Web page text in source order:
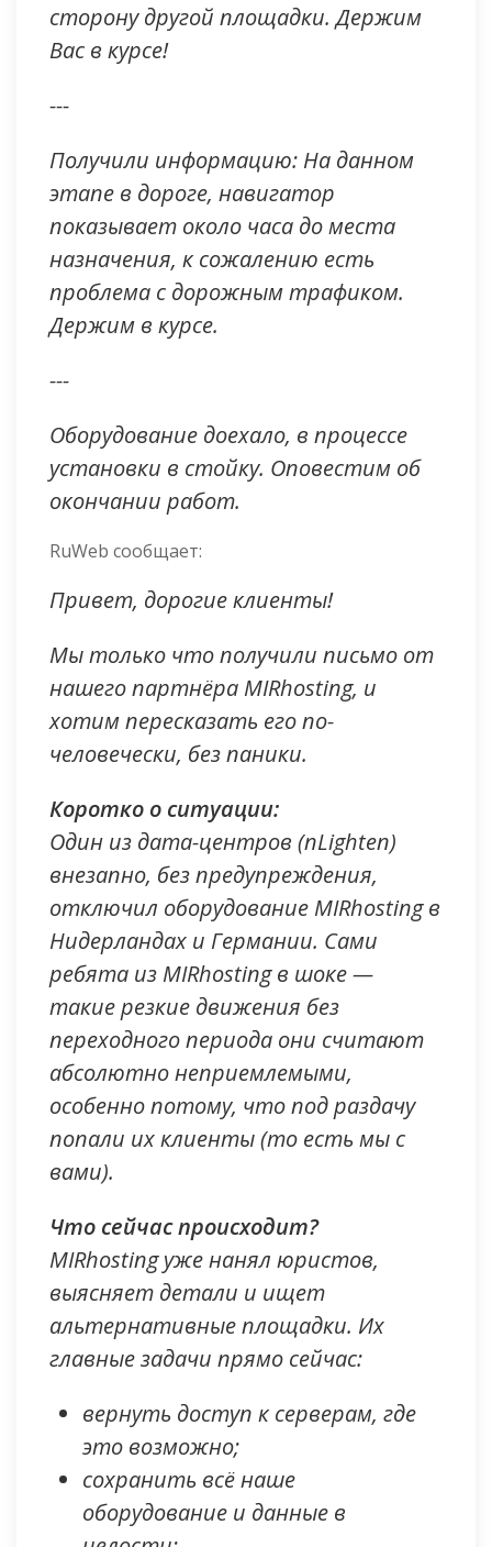
сторону другой площадки. Держим
Вас в курсе!
---
Получили информацию: На данном
этапе в дороге, навигатор
показывает около часа до места
назначения, к сожалению есть
проблема с дорожным трафиком.
Держим в курсе.
---
Оборудование доехало, в процессе
установки в стойку. Оповестим об
окончании работ.
RuWeb сообщает:
Привет, дорогие клиенты!
Мы только что получили письмо от
нашего партнёра MIRhosting, и
хотим пересказать его по-
человечески, без паники.
Коротко о ситуации:
Один из дата-центров (nLighten)
внезапно, без предупреждения,
отключил оборудование MIRhosting в
Нидерландах и Германии. Сами
ребята из MIRhosting в шоке —
такие резкие движения без
переходного периода они считают
абсолютно неприемлемыми,
особенно потому, что под раздачу
попали их клиенты (то есть мы с
вами).
Что сейчас происходит?
MIRhosting уже нанял юристов,
выясняет детали и ищет
альтернативные площадки. Их
главные задачи прямо сейчас:
вернуть доступ к серверам, где
это возможно;
сохранить всё наше
оборудование и данные в